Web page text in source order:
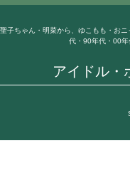
アイドル・
聖子ちゃん・明菜から、ゆこもも・お
代・90年代・00年